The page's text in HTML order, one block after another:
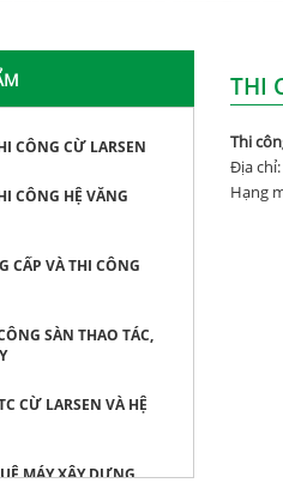
THI
Thi
Địa
Hạng
CÔNG CỪ LARSEN
CÔNG HỆ VĂNG
CẤP VÀ THI CÔNG
SÀN THAO TÁC,
CỪ LARSEN VÀ HỆ
MÁY XÂY DỰNG